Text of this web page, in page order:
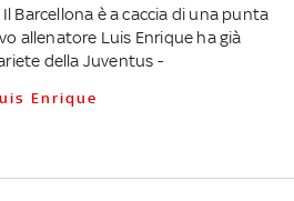
Barcellona è a caccia di una punta
allenatore Luis Enrique ha già
della Juventus -
Enrique